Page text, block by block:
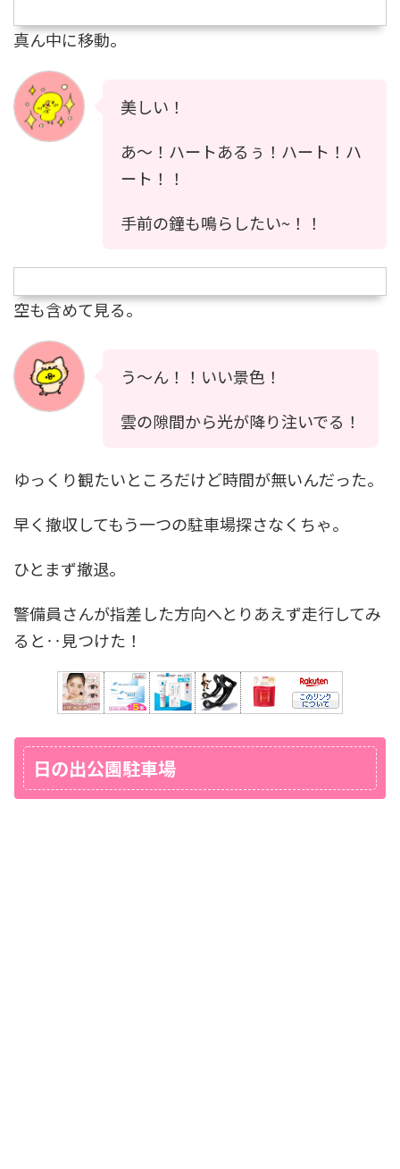
真ん中に移動。
美しい！
あ〜！ハートあるぅ！ハート！ハ
ート！！
手前の鐘も鳴らしたい~！！
空も含めて見る。
う〜ん！！いい景色！
雲の隙間から光が降り注いでる！
ゆっくり観たいところだけど時間が無いんだった。
早く撤収してもう一つの駐車場探さなくちゃ。
ひとまず撤退。
警備員さんが指差した方向へとりあえず走行してみ
ると‥見つけた！
日の出公園駐車場